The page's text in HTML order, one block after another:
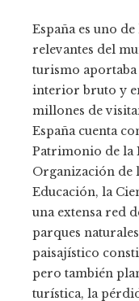
España es uno
relevantes del
turismo aportaba
interior bruto y
millones de
España cuenta
Patrimonio de la
Organización de
Educación, la
una extensa red
parques
paisajístico
pero también
turística, la